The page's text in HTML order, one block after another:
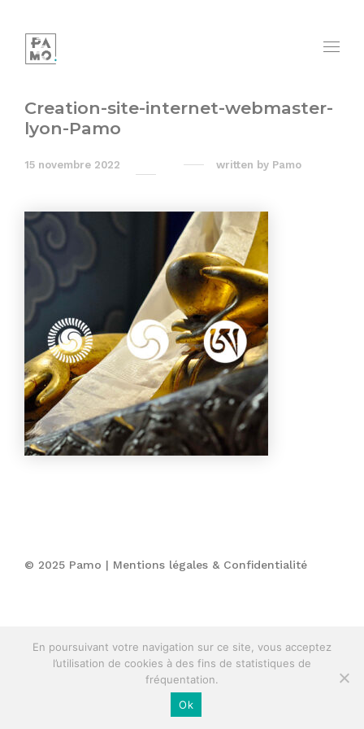
Creation-site-internet-webmaster-
lyon-Pamo
15 novembre 2022 written by Pamo
© 2025 Pamo | Mentions légales & Confidentialité
En poursuivant votre navigation sur ce site, vous acceptez
l’utilisation de cookies à des fins de statistiques de
fréquentation.
Ok